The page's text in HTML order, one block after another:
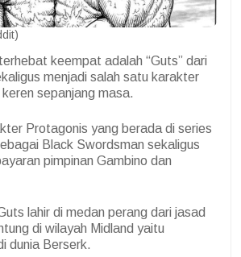
keempat adalah “Guts” dari
menjadi salah satu karakter
sepanjang masa.
Protagonis yang berada di series
Black Swordsman sekaligus
pimpinan Gambino dan
lahir di medan perang dari jasad
di wilayah Midland yaitu
dunia Berserk.